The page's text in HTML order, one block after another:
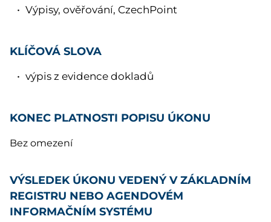
Výpisy, ověřování, CzechPoint
KLÍČOVÁ SLOVA
výpis z evidence dokladů
KONEC PLATNOSTI POPISU ÚKONU
Bez omezení
VÝSLEDEK ÚKONU VEDENÝ V ZÁKLADNÍM
REGISTRU NEBO AGENDOVÉM
INFORMAČNÍM SYSTÉMU